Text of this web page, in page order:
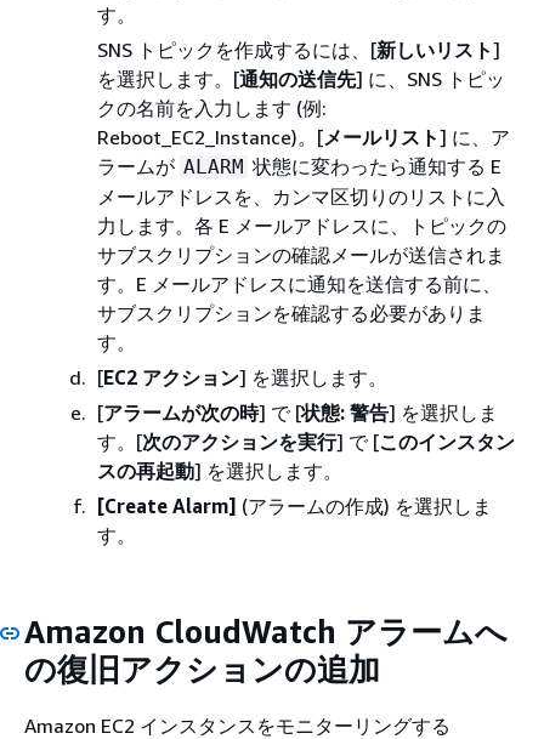
す。
SNS トピックを作成するには、[新しいリスト]
を選択します。[通知の送信先] に、SNS トピッ
クの名前を入力します (例:
Reboot_EC2_Instance)。[メールリスト] に、ア
ラームが ALARM 状態に変わったら通知する E
メールアドレスを、カンマ区切りのリストに入
力します。各 E メールアドレスに、トピックの
サブスクリプションの確認メールが送信されま
す。E メールアドレスに通知を送信する前に、
サブスクリプションを確認する必要がありま
す。
[EC2 アクション] を選択します。
[アラームが次の時] で [状態: 警告] を選択しま
す。[次のアクションを実行] で [このインスタン
スの再起動] を選択します。
[Create Alarm] (アラームの作成) を選択しま
す。
Amazon CloudWatch アラームへ
の復旧アクションの追加
Amazon EC2 インスタンスをモニターリングする